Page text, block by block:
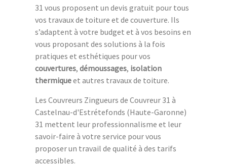
31 vous proposent un devis gratuit pour tous
vos travaux de toiture et de couverture. Ils
s’adaptent à votre budget et à vos besoins en
vous proposant des solutions à la fois
pratiques et esthétiques pour vos
couvertures, démoussages, isolation
thermiqueet autres travaux de toiture.
Les Couvreurs Zingueurs de Couvreur 31 à
Castelnau-d'Estrétefonds (Haute-Garonne)
31 mettent leur professionnalisme et leur
savoir-faire à votre service pour vous
proposer un travail de qualité à des tarifs
accessibles.